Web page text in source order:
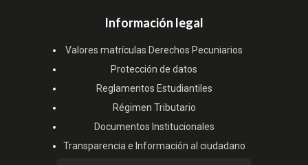
Información legal
Valores matrículas Derechos Pecuniarios
Protección de datos
Reglamentos Estudiantiles
Régimen Tributario
Documentos Institucionales
Transparencia e Información al ciudadano